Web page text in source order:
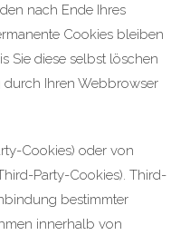
nach Ende Ihres
Cookies bleiben
Sie diese selbst löschen
durch Ihren Webbrowser
Cookies) oder von
Party-Cookies). Third-
bestimmter
innerhalb von